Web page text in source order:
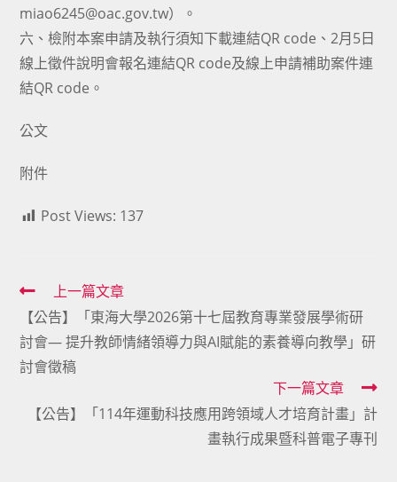
miao6245@oac.gov.tw）。
六、檢附本案申請及執行須知下載連結QR code、2月5日
線上徵件說明會報名連結QR code及線上申請補助案件連
結QR code。
公文
附件
Post Views: 137
Read
more
articles
上一篇文章
【公告】「東海大學2026第十七屆教育專業發展學術研
討會— 提升教師情緒領導力與AI賦能的素養導向教學」研
討會徵稿
下一篇文章
【公告】「114年運動科技應用跨領域人才培育計畫」計
畫執行成果暨科普電子專刊